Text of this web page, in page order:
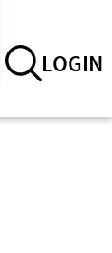
LOGIN